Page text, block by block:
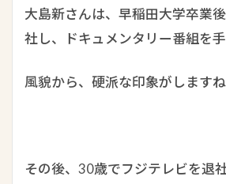
大島新さんは、早稲田大学卒業
社し、ドキュメンタリー番組を手
風貌から、硬派な印象がしますね
その後、30歳でフジテレビを退